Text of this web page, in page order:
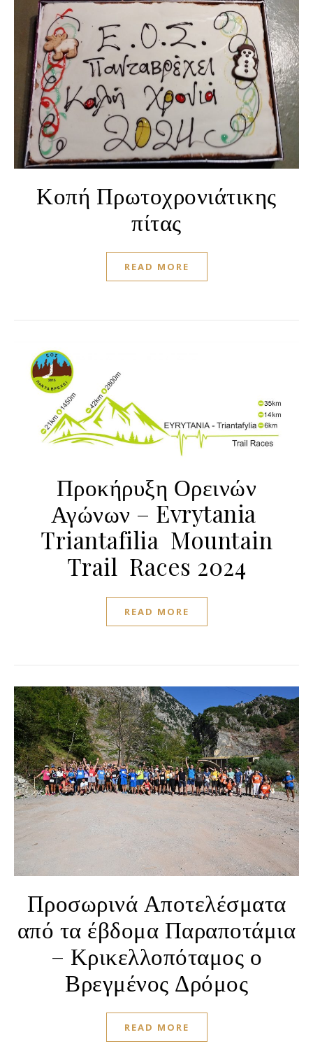
Κοπή Πρωτοχρονιάτικης
πίτας
READ MORE
Προκήρυξη Ορεινών
Αγώνων – Evrytania
Triantafilia Mountain
Trail Races 2024
READ MORE
Προσωρινά Αποτελέσματα
από τα έβδομα Παραποτάμια
– Κρικελλοπόταμος ο
Βρεγμένος Δρόμος
READ MORE